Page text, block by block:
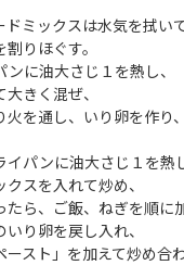
ドミックスは水気を拭い
りほぐす。
ンに油大さじ１を熱し、
大きく混ぜ、
火を通し、いり卵を作り
イパンに油大さじ１を熱
クスを入れて炒め、
たら、ご飯、ねぎを順に
いり卵を戻し入れ、
ースト」を加えて炒め合